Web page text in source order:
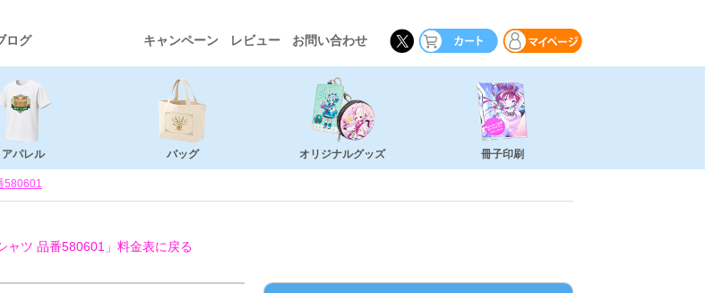
ログ キャンペーン レビュー お問い合わせ
アパレル バッグ オリジナルグッズ 冊子印刷
580601
ツ 品番580601」 料金表に戻る